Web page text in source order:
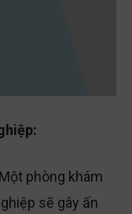
phòng khám
sẽ gây ấn